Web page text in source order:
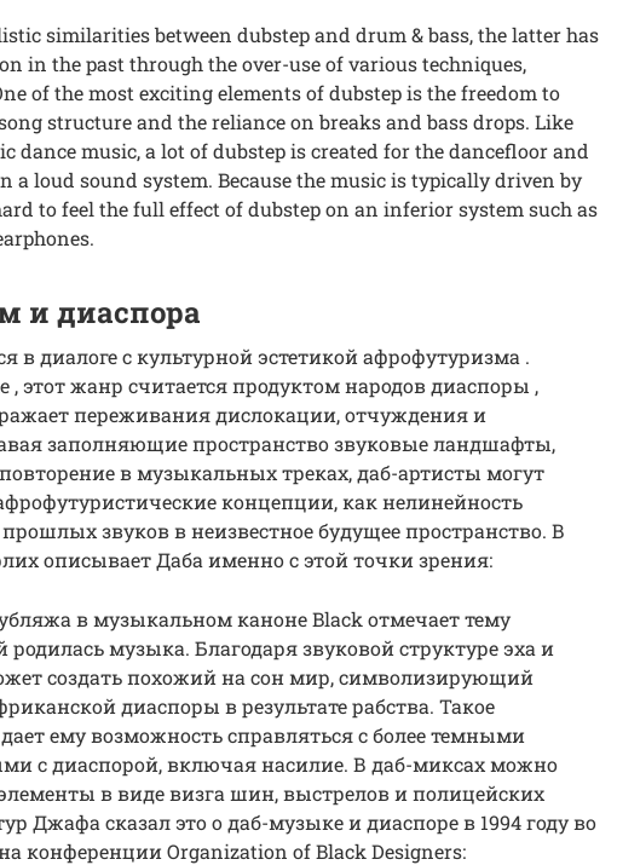
similarities between dubstep and drum & bass, the latter has
in the past through the over-use of various techniques,
of the most exciting elements of dubstep is the freedom to
structure and the reliance on breaks and bass drops. Like
dance music, a lot of dubstep is created for the dancefloor and
a loud sound system. Because the music is typically driven by
to feel the full effect of dubstep on an inferior system such as
и диаспора
в диалоге с культурной эстетикой афрофутуризма .
этот жанр считается продуктом народов диаспоры ,
переживания дислокации, отчуждения и
заполняющие пространство звуковые ландшафты,
в музыкальных треках, даб-артисты могут
концепции, как нелинейность
звуков в неизвестное будущее пространство. В
описывает Даба именно с этой точки зрения:
в музыкальном каноне Black отмечает тему
родилась музыка. Благодаря звуковой структуре эха и
создать похожий на сон мир, символизирующий
диаспоры в результате рабства. Такое
ему возможность справляться с более темными
с диаспорой, включая насилие. В даб-миксах можно
в виде визга шин, выстрелов и полицейских
Джафа сказал это о даб-музыке и диаспоре в 1994 году во
конференции Organization of Black Designers: